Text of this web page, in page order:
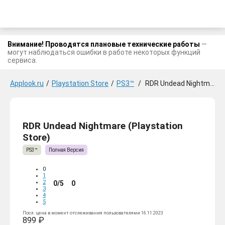
Внимание! Проводятся плановые технические работы —
могут наблюдаться ошибки в работе некоторых функций
сервиса.
Applook.ru / Playstation Store / PS3™ / RDR Undead Nightmare
RDR Undead Nightmare (Playstation
Store)
PS3™ Полная Версия
0
1
2
3
4
5
0/5 0
Посл. цена в момент отслеживания пользователями 16.11.2023
899 ₽